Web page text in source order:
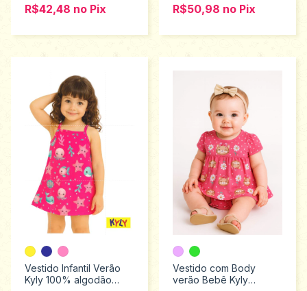
R$42,48 no Pix R$50,98 no Pix
Vestido Infantil Verão
Kyly 100% algodão
Vestido com Body
verão Bebê Kyly